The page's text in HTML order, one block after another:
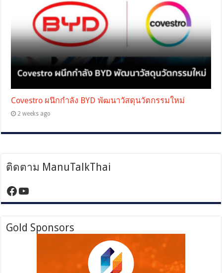
Covestro ผนึกกำลัง BYD พัฒนาวัสดุนวัตกรรมใหม่
2 weeks ago
ติดตาม ManuTalkThai
https://www.facebook.com/
YouTube
Gold Sponsors